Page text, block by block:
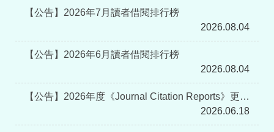
【公告】2026年7月讀者借閱排行榜
2026.08.04
【公告】2026年6月讀者借閱排行榜
2026.08.04
【公告】2026年度《Journal Citation Reports》更新上線通知
2026.06.18